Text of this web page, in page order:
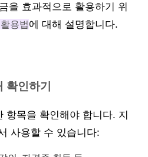
을 효과적으로 활용하기 위
용법에 대해 설명합니다.
확인하기
항목을 확인해야 합니다. 지
사용할 수 있습니다: